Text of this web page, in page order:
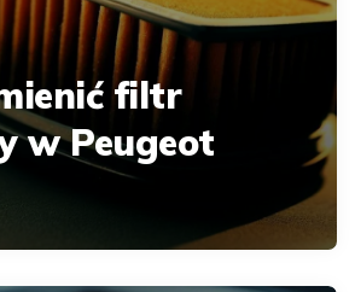
filtr
w Peugeot